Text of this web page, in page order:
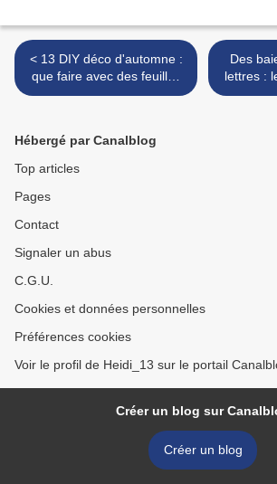
< 13 DIY déco d'automne :
que faire avec des feuilles
mortes ?
Des
Hébergé par Canalblog
Top articles
Pages
Contact
Signaler un abus
C.G.U.
Cookies et données personnelles
Préférences cookies
Voir le profil de Heidi_13 sur le portail
Créer un blog sur
Créer un blog